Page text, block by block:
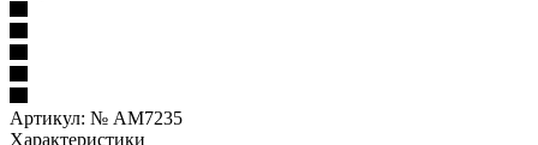
Артикул: № AM7235
Характеристики